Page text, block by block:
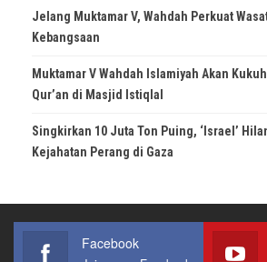
Jelang Muktamar V, Wahdah Perkuat
Kebangsaan
Muktamar V Wahdah Islamiyah Akan
Qur’an di Masjid Istiqlal
Singkirkan 10 Juta Ton Puing, ‘Israel’
Kejahatan Perang di Gaza
Facebook